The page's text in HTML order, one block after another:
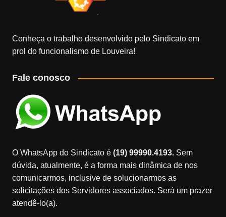
Conheça o trabalho desenvolvido pelo Sindicato em
prol do funcionalismo de Louveira!
Fale conosco
O WhatsApp do Sindicato é(19) 99990.4193.Sem
dúvida, atualmente, é a forma mais dinâmica de nos
comunicarmos, inclusive de solucionarmos as
solicitações dos Servidores associados. Será um prazer
atendê-lo(a).